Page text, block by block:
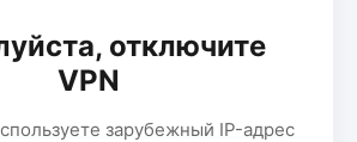
отключите
VPN
зарубежный IP-адрес